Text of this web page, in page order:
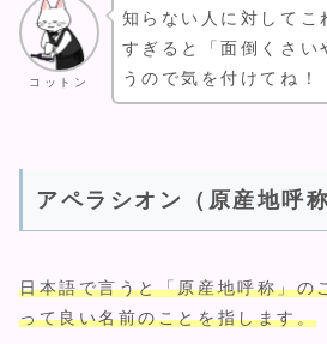
コットン
知らない人に対してこ
すぎると「面倒くさい
うので気を付けてね！
アペラシオン（原産地呼称
日本語で言うと「原産地呼称」の
って良い名前のことを指します。